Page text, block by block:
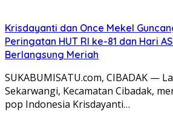
Krisdayanti dan Once Mekel
Peringatan HUT RI ke-81 dan Hari
Berlangsung Meriah
SUKABUMISATU.com, CIBADAK —
Sekarwangi, Kecamatan Cibadak,
pop Indonesia Krisdayanti…